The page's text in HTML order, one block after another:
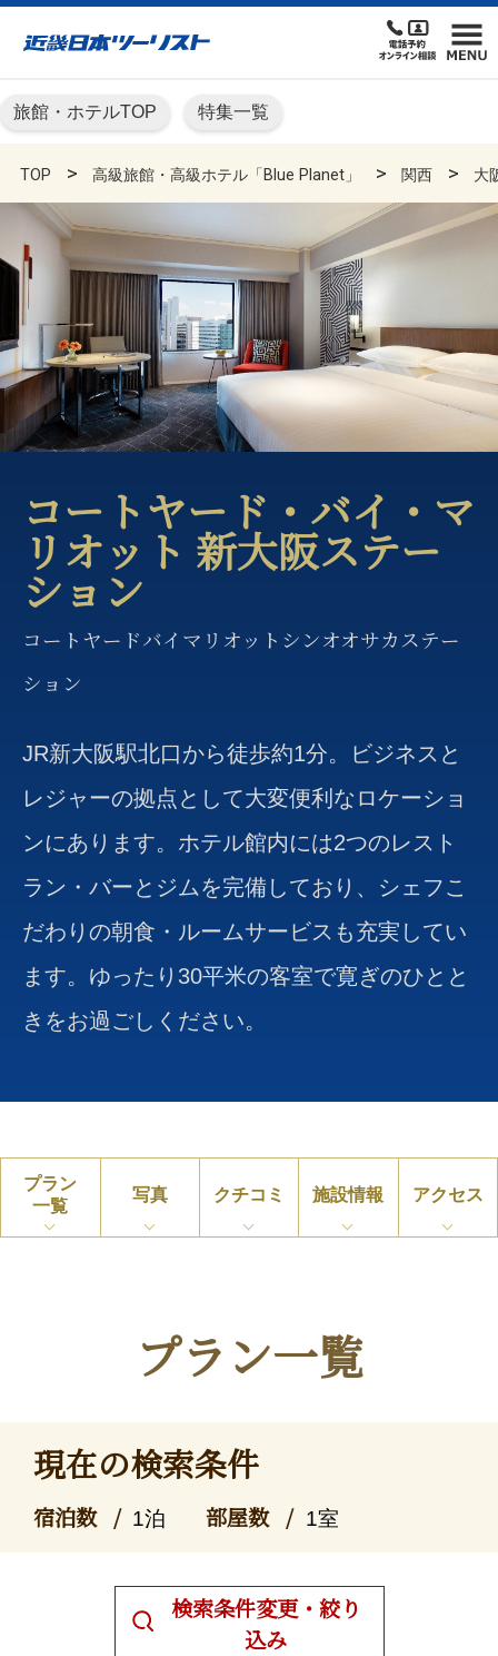
旅館・ホテルTOP 特集一覧
TOP 高級旅館・高級ホテル「Blue Planet」 関西 大
コートヤード・バイ・マ
リオット 新大阪ステー
ション
コートヤードバイマリオットシンオオサカステー
ション
JR新大阪駅北口から徒歩約1分。ビジネスと
レジャーの拠点として大変便利なロケーショ
ンにあります。ホテル館内には2つのレスト
ラン・バーとジムを完備しており、シェフこ
だわりの朝食・ルームサービスも充実してい
ます。ゆったり30平米の客室で寛ぎのひとと
きをお過ごしください。
プラン
一覧
写真 クチコミ 施設情報 アクセス
プラン一覧
現在の検索条件
宿泊数 1泊 部屋数 1室
検索条件変更・絞り
込み